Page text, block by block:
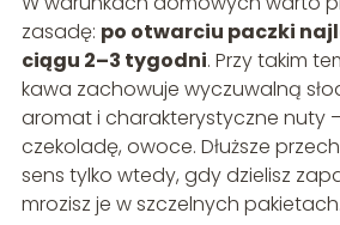
zasadę: po otwarciu paczki
ciągu 2–3 tygodni. Przy takim
kawa zachowuje wyczuwalną
aromat i charakterystyczne nuty
czekoladę, owoce. Dłuższe
sens tylko wtedy, gdy dzielisz
mrozisz je w szczelnych pakietach.